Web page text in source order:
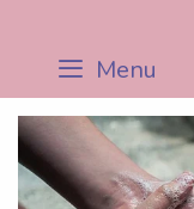
content Menu